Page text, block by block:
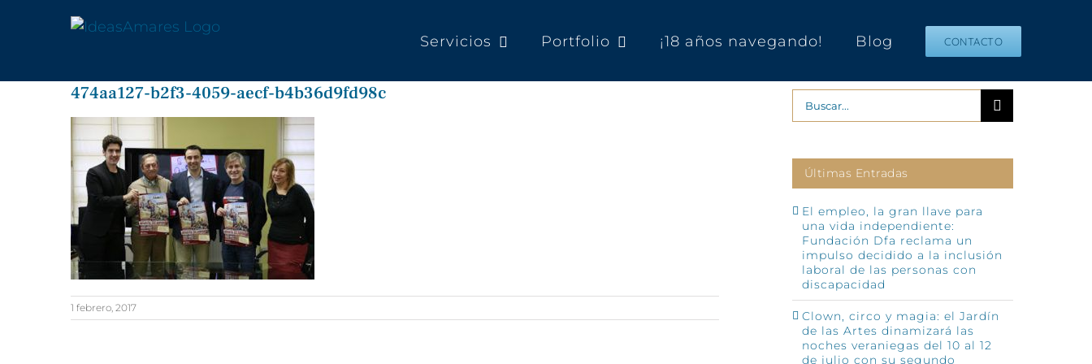
Servicios Portfolio ¡18 años navegando! Blog CONTACTO
474aa127-b2f3-4059-aecf-b4b36d9fd98c
1 febrero, 2017
Buscar:
Últimas Entradas
El empleo, la gran llave para
una vida independiente:
Fundación Dfa reclama un
impulso decidido a la inclusión
laboral de las personas con
discapacidad
Clown, circo y magia: el Jardín
de las Artes dinamizará las
noches veraniegas del 10 al 12
de julio con su segundo